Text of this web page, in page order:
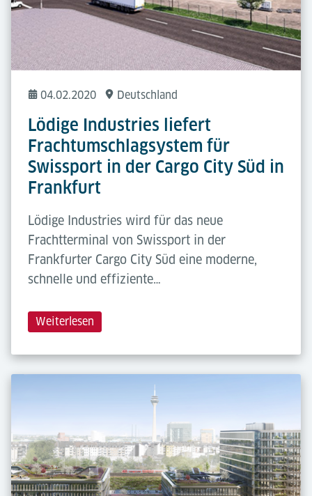
04.02.2020 Deutschland
Lödige Industries liefert
Frachtumschlagsystem für
Swissport in der Cargo City Süd in
Frankfurt
Lödige Industries wird für das neue
Frachtterminal von Swissport in der
Frankfurter Cargo City Süd eine moderne,
schnelle und effiziente…
Weiterlesen